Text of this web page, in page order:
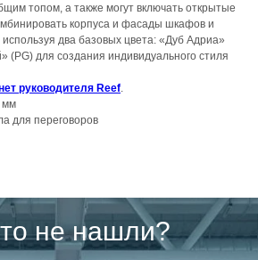
топом, а также могут включать открытые
корпуса и фасады шкафов и
два базовых цвета: «Дуб Адриа»
для создания индивидуального стиля
руководителя Reef
мм
для переговоров
не нашли?